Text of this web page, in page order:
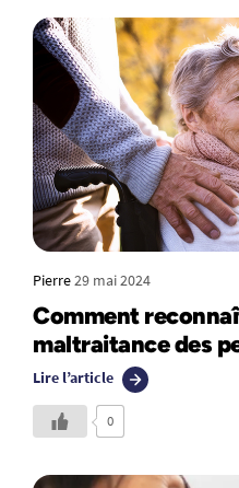
Pierre29 mai 2024
Comment
maltraitance des
Lire l’article
0